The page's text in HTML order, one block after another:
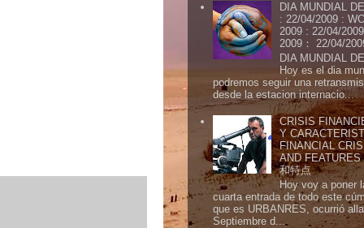
DIA MUNDIAL
: 22/04/2009 :
2009 : 22/04/
2009： 22/04/
DIA MUNDIAL
Hoy es el dia
podremos seguir una
desde la estacion internacio...
CRISIS
Y
FINANCIAL
AND
和特点
Hoy voy a poner
cuarta entrada de todo este
que es URBANRES, ocurrió
Septiembre d...